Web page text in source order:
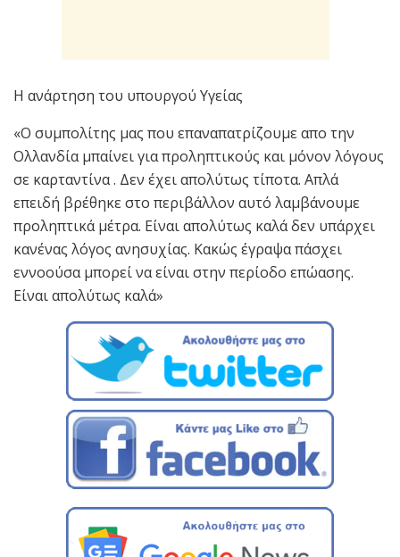
Η ανάρτηση του υπουργού Υγείας
«Ο συμπολίτης μας που επαναπατρίζουμε απο την
Ολλανδία μπαίνει για προληπτικούς και μόνον λόγους
σε καρταντίνα . Δεν έχει απολύτως τίποτα. Απλά
επειδή βρέθηκε στο περιβάλλον αυτό λαμβάνουμε
προληπτικά μέτρα. Είναι απολύτως καλά δεν υπάρχει
κανένας λόγος ανησυχίας. Κακώς έγραψα πάσχει
εννοούσα μπορεί να είναι στην περίοδο επώασης.
Είναι απολύτως καλά»